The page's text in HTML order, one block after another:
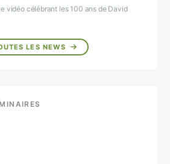
vidéo célébrant les 100 ans de David
LES NEWS